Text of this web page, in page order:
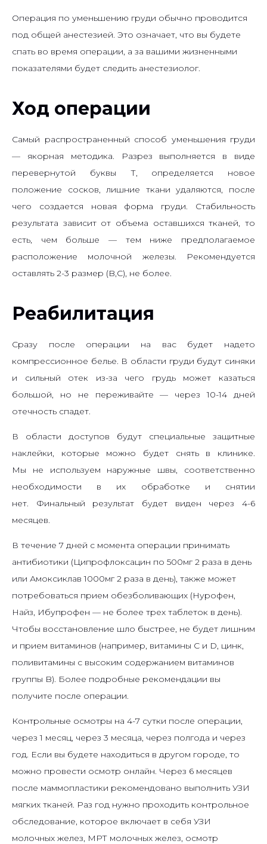
Операция по уменьшению груди обычно проводится
под общей анестезией. Это означает, что вы будете
спать во время операции, а за вашими жизненными
показателями будет следить анестезиолог.
Ход операции
Самый распространенный способ уменьшения груди
— якорная методика. Разрез выполняется в виде
перевернутой буквы Т, определяется новое
положение сосков, лишние ткани удаляются, после
чего создается новая форма груди. Стабильность
результата зависит от объема оставшихся тканей, то
есть, чем больше — тем ниже предполагаемое
расположение молочной железы. Рекомендуется
оставлять 2-3 размер (B,C), не более.
Реабилитация
Сразу после операции на вас будет надето
компрессионное белье. В области груди будут синяки
и сильный отек из-за чего грудь может казаться
большой, но не переживайте — через 10-14 дней
отечность спадет.
В области доступов будут специальные защитные
наклейки, которые можно будет снять в клинике.
Мы не используем наружные швы, соответственно
необходимости в их обработке и снятии
нет. Финальный результат будет виден через 4-6
месяцев.
В течение 7 дней с момента операции принимать
антибиотики (Ципрофлоксацин по 500мг 2 раза в день
или Амоксиклав 1000мг 2 раза в день), также может
потребоваться прием обезболивающих (Нурофен,
Найз, Ибупрофен — не более трех таблеток в день).
Чтобы восстановление шло быстрее, не будет лишним
и прием витаминов (например, витамины С и D, цинк,
поливитамины с высоким содержанием витаминов
группы B). Более подробные рекомендации вы
получите после операции.
Контрольные осмотры на 4-7 сутки после операции,
через 1 месяц, через 3 месяца, через полгода и через
год. Если вы будете находиться в другом городе, то
можно провести осмотр онлайн. Через 6 месяцев
после маммопластики рекомендовано выполнить УЗИ
мягких тканей. Раз год нужно проходить контрольное
обследование, которое включает в себя УЗИ
молочных желез, МРТ молочных желез, осмотр